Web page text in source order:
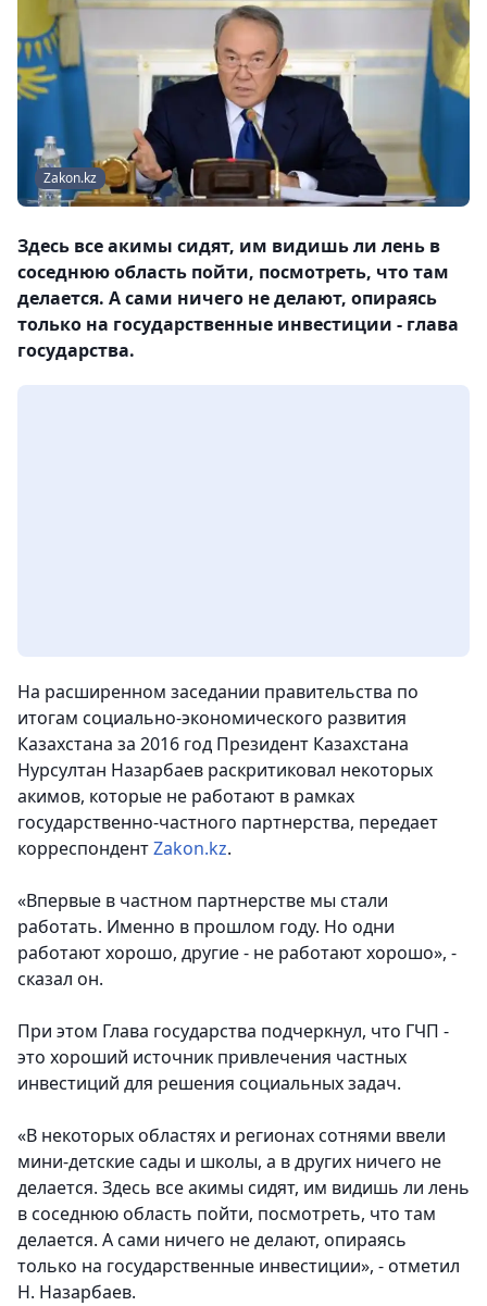
Zakon.kz
Здесь все акимы сидят, им видишь ли лень в
соседнюю область пойти, посмотреть, что там
делается. А сами ничего не делают, опираясь
только на государственные инвестиции - глава
государства.
На расширенном заседании правительства по
итогам социально-экономического развития
Казахстана за 2016 год Президент Казахстана
Нурсултан Назарбаев раскритиковал некоторых
акимов, которые не работают в рамках
государственно-частного партнерства, передает
корреспондентZakon.kz.
«Впервые в частном партнерстве мы стали
работать. Именно в прошлом году. Но одни
работают хорошо, другие - не работают хорошо», -
сказал он.
При этом Глава государства подчеркнул, что ГЧП -
это хороший источник привлечения частных
инвестиций для решения социальных задач.
«В некоторых областях и регионах сотнями ввели
мини-детские сады и школы, а в других ничего не
делается. Здесь все акимы сидят, им видишь ли лень
в соседнюю область пойти, посмотреть, что там
делается. А сами ничего не делают, опираясь
только на государственные инвестиции», - отметил
Н. Назарбаев.